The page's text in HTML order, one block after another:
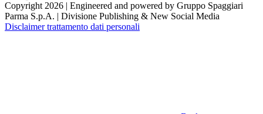
Copyright 2026 | Engineered and powered by Gruppo Spaggiari
Parma S.p.A. | Divisione Publishing & New Social Media
Disclaimer trattamento dati personali